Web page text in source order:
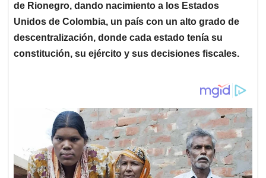
de Rionegro, dando nacimiento a los Estados
Unidos de Colombia, un país con un alto grado de
descentralización, donde cada estado tenía su
constitución, su ejército y sus decisiones fiscales.